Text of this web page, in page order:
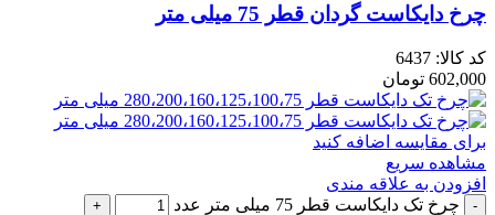
چرخ دایکاست گردان قطر 75 میلی متر
کد کالا: 6437
602,000 تومان
برای مقایسه اضافه کنید
مشاهده سریع
افزودن به علاقه مندی
چرخ تک دایکاست قطر 75 میلی متر عدد